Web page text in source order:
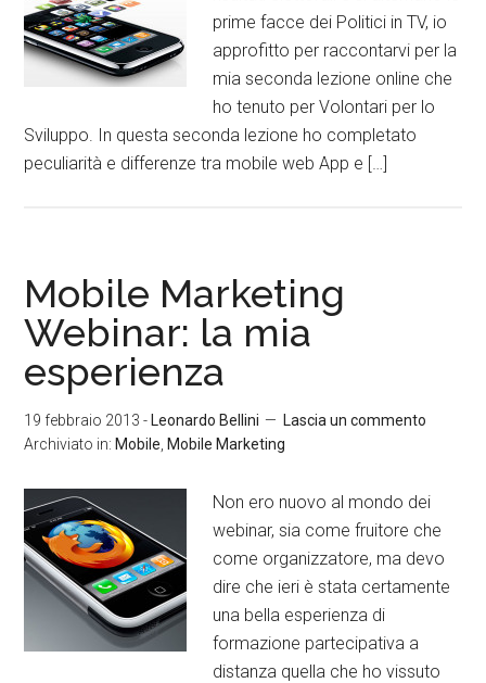
prime facce dei Politici in TV, io
approfitto per raccontarvi per la
mia seconda lezione online che
ho tenuto per Volontari per lo
Sviluppo. In questa seconda lezione ho completato
peculiarità e differenze tra mobile web App e […]
Mobile Marketing
Webinar: la mia
esperienza
19 febbraio 2013 - Leonardo Bellini
Lascia un commento
Archiviato in: Mobile Mobile Marketing
Non ero nuovo al mondo dei
webinar, sia come fruitore che
come organizzatore, ma devo
dire che ieri è stata certamente
una bella esperienza di
formazione partecipativa a
distanza quella che ho vissuto